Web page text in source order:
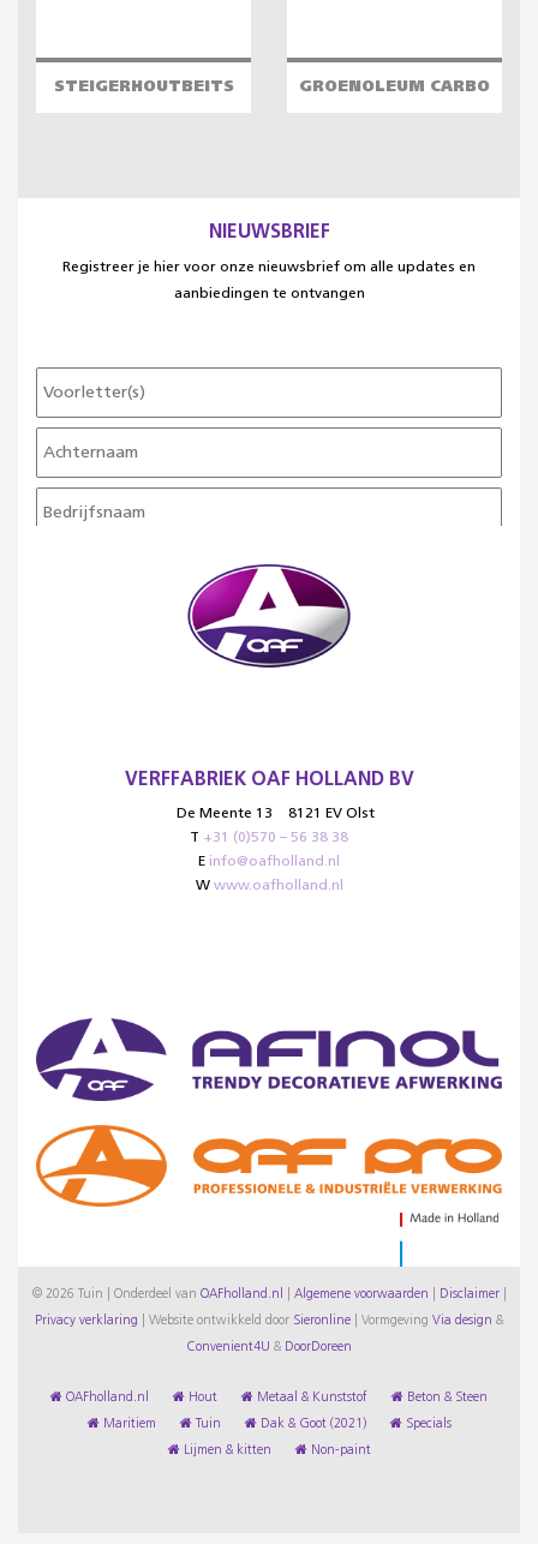
STEIGERHOUTBEITS GROENOLEUM CARBO
NIEUWSBRIEF
Registreer je hier voor onze nieuwsbrief om alle updates en
aanbiedingen te ontvangen
VERFFABRIEK OAF HOLLAND BV
De Meente 13
8121 EV Olst
T +31 (0)570 – 56 38 38
E info@oafholland.nl
W www.oafholland.nl
© 2026 Tuin | Onderdeel van OAFholland.nl Algemene voorwaarden Disclaimer
Privacy verklaring Website ontwikkeld door Sieronline Vormgeving Via design &
Convenient4U & DoorDoreen
OAFholland.nl Hout Metaal & Kunststof Beton & Steen
Maritiem Tuin Dak & Goot (2021) Specials
Lijmen & kitten Non-paint